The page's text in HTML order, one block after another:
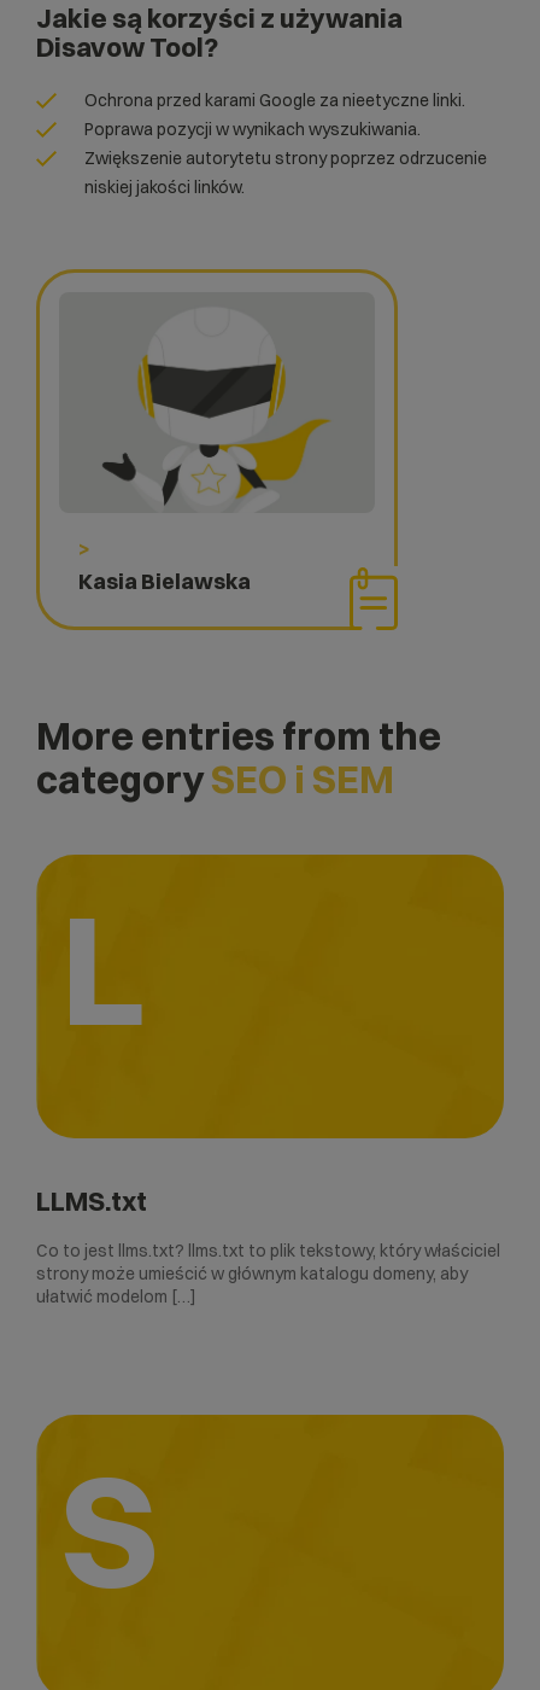
>
Kasia Bielawska
Jakie są korzyści z używania
Disavow Tool?
Ochrona przed karami Google za nieetyczne linki.
Poprawa pozycji w wynikach wyszukiwania.
Zwiększenie autorytetu strony poprzez odrzucenie
niskiej jakości linków.
More entries from the
categorySEO i SEM
L
LLMS.txt
Co to jest llms.txt? llms.txt to plik tekstowy, który właściciel
strony może umieścić w głównym katalogu domeny, aby
ułatwić modelom […]
S